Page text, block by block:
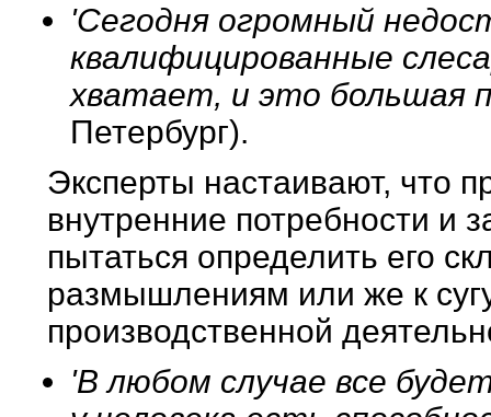
'Сегодня огромный
квалифицированные
хватает, и это большая
Петербург).
Эксперты настаивают, что
внутренние потребности и
пытаться определить его
размышлениям или же к
производственной
'В любом случае все